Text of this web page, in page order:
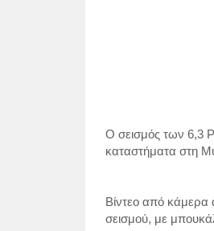
Ο σεισμός των 6,3
καταστήματα στη
Βίντεο από κάμερα
σεισμού, με